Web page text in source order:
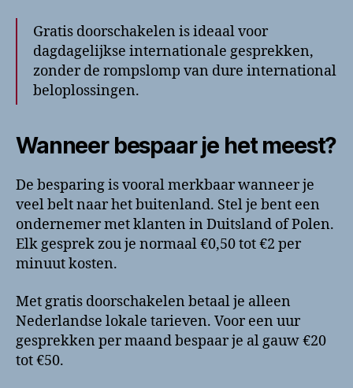
Gratis doorschakelen is ideaal voor
dagdagelijkse internationale gesprekken,
zonder de rompslomp van dure international
beloplossingen.
Wanneer bespaar je het meest?
De besparing is vooral merkbaar wanneer je
veel belt naar het buitenland. Stel je bent een
ondernemer met klanten in Duitsland of Polen.
Elk gesprek zou je normaal €0,50 tot €2 per
minuut kosten.
Met gratis doorschakelen betaal je alleen
Nederlandse lokale tarieven. Voor een uur
gesprekken per maand bespaar je al gauw €20
tot €50.